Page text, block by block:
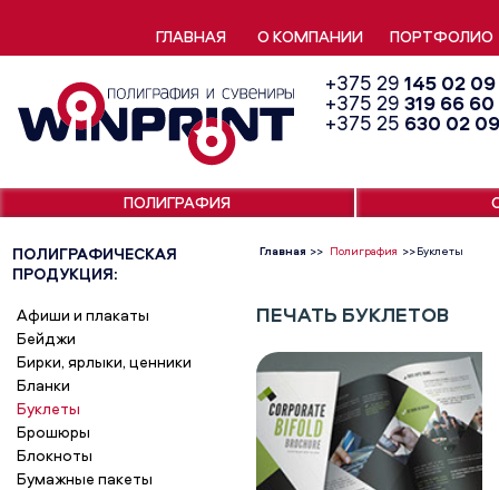
ПОЛИГРАФИЧЕСКАЯ
ПРОДУКЦИЯ:
ГЛАВНАЯ О КОМПАНИИ ПОРТФОЛИО
ПОЛИГРАФИЯ
+375 29 145 02 09
+375 29 319 66 60
+375 25 630 02 09
Буклеты
Главная >> Полиграфия >>
Афиши и плакаты
Бейджи
Бирки, ярлыки, ценники
Бланки
Буклеты
Брошюры
Блокноты
Бумажные пакеты
ПЕЧАТЬ БУКЛЕТОВ